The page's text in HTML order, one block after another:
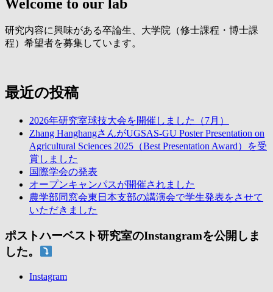
Welcome to our lab
研究内容に興味がある卒論生、大学院（修士課程・博士課
程）希望者を募集しています。
最近の投稿
2026年研究室球技大会を開催しました（7月）
Zhang HanghangさんがUGSAS-GU Poster Presentation on
Agricultural Sciences 2025（Best Presentation Award）を受
賞しました
国際学会の発表
オープンキャンパスが開催されました
農学部同窓会東日本支部の講演会で学生発表をさせて
いただきました
ポストハーベスト研究室のInstangramを公開しま
した。
Instagram